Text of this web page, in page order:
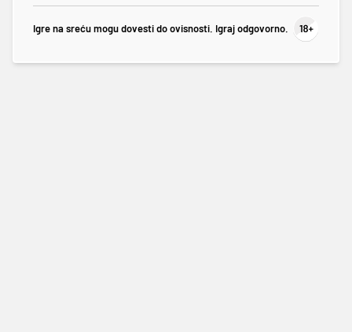
Igre na sreću mogu dovesti do ovisnosti. Igraj odgovorno.